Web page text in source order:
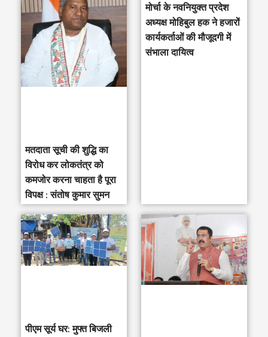
मतदाता सूची की शुद्धि का
विरोध कर लोकतंत्र को
कमजोर करना चाहता है पूरा
विपक्ष : संतोष कुमार सुमन
मोर्चा के नवनियुक्त प्रदेश
अध्यक्ष मोहिबुल हक ने हजारों
कार्यकर्ताओं की मौजूदगी में
संभाला दायित्व
पीएम सूर्य घर: मुफ्त बिजली